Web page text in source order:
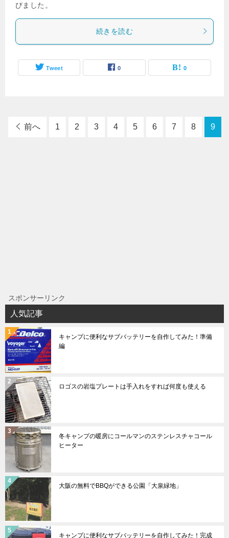
びました。
続きを読む
Tweet 0 0
前へ 1 2 3 4 5 6 7 8 9
スポンサーリンク
人気記事
キャンプに便利なサブバッテリーを自作してみた！準備
編
ロゴスの岩塩プレートは手入れをすれば何度も使える
冬キャンプの暖房にコールマンのステンレスチャコール
ヒーター
大阪の無料でBBQができる公園「大泉緑地」
キャンプに便利なサブバッテリーを自作してみた！完成